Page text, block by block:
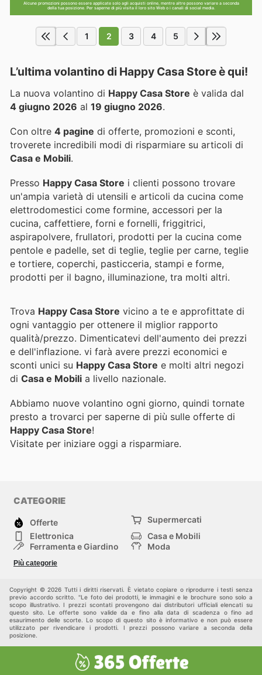
Alcune promozioni possono essere applicate solo agli acquisti online, mentre altre possono variare a seconda
della tua posizione. Per saperne di più visita il loro sito Web o i canali di social media.
1 2 3 4 5
L’ultima volantino di Happy Casa Store è qui!
La nuova volantino di Happy Casa Store è valida dal
4 giugno 2026 al 19 giugno 2026.
Con oltre 4 pagine di offerte, promozioni e sconti,
troverete incredibili modi di risparmiare su articoli di
Casa e Mobili.
Presso Happy Casa Store i clienti possono trovare
un'ampia varietà di utensili e articoli da cucina come
elettrodomestici come formine, accessori per la
cucina, caffettiere, forni e fornelli, friggitrici,
aspirapolvere, frullatori, prodotti per la cucina come
pentole e padelle, set di teglie, teglie per carne, teglie
e tortiere, coperchi, pasticceria, stampi e forme,
prodotti per il bagno, illuminazione, tra molti altri.
Trova Happy Casa Store vicino a te e approfittate di
ogni vantaggio per ottenere il miglior rapporto
qualità/prezzo. Dimenticatevi dell'aumento dei prezzi
e dell'inflazione. vi farà avere prezzi economici e
sconti unici su Happy Casa Store e molti altri negozi
di Casa e Mobili a livello nazionale.
Abbiamo nuove volantino ogni giorno, quindi tornate
presto a trovarci per saperne di più sulle offerte di
Happy Casa Store!
Visitate per iniziare oggi a risparmiare.
CATEGORIE
Offerte
Supermercati
Elettronica
Casa e Mobili
Ferramenta e Giardino
Moda
Bambini e Neonati
Più categorie
Copyright © 2026 Tutti i diritti riservati. È vietato copiare o riprodurre i testi senza
previo accordo scritto. "Le foto dei prodotti, le immagini e le brochure sono solo a
scopo illustrativo. I prezzi scontati provengono dai distributori ufficiali elencati su
questo sito. Le offerte sono valide da e fino alla data di scadenza o fino ad
esaurimento delle scorte. Lo scopo di questo sito è informativo e non può essere
utilizzato per rivendicare i prodotti. I prezzi possono variare a seconda della
posizione.